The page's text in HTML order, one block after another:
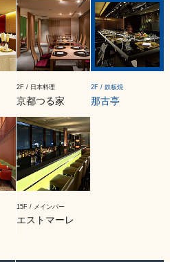
2F / 日本料理
京都つる家
2F / 鉄板焼
那古亭
15F / メインバー
エストマーレ